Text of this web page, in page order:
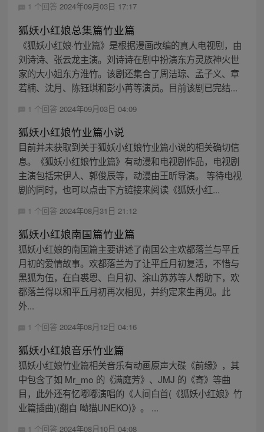
1 个回答 2024年09月03日 17:17
狐妖小红娘总集篇竹业篇
《狐妖小红娘·竹业篇》是根据漫画改编的真人电视剧，由
刘诗诗、张云龙主演。刘诗诗在剧中扮演东方灵族神火世
家的大小姐东方淮竹。该剧还集合了周洁琼、孟子义、章
若楠、沈月、陈钰琪和彭小苒等演员。目前该剧已完结...
1 个回答 2024年09月03日 04:09
狐妖小红娘竹业篇小说
目前并未获取到关于狐妖小红娘竹业篇小说的相关确切信
息。《狐妖小红娘竹业篇》有动漫和电视剧作品，电视剧
主演包括宋伊人、郭俊辰等，动漫由王昕导演。 等待电视
剧的同时，也可以点击下方链接来阅读《狐妖小红...
1 个回答 2024年08月31日 21:12
狐妖小红娘南国篇竹业篇
狐妖小红娘的南国篇主要讲述了南国公主欢都落兰与平丘
月初的爱情故事。欢都落兰为了让平丘月初复活，不惜与
黑狐为伍，在白裘恩、白月初、涂山苏苏等人帮助下，欢
都落兰得以和平丘月初再次相见，并约定来生再见。此
外...
1 个回答 2024年08月12日 04:16
狐妖小红娘音乐竹业篇
狐妖小红娘竹业篇相关音乐有动画原声大碟《前缘》，其
中包含了如 Mr_mo 的《满庭芳》、JMJ 的《寄》等曲
目，此外还有忆嘟嘟演唱的《人间白首(《狐妖小红娘》竹
业篇插曲)(翻自 呦猫UNEKO)》。 ...
1 个回答 2024年08月10日 04:08